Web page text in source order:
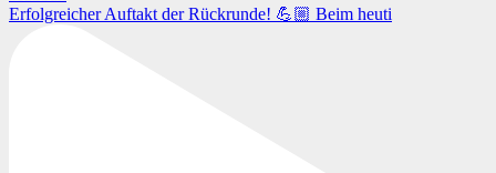
Erfolgreicher Auftakt der Rückrunde! 💪🏼 Beim heuti